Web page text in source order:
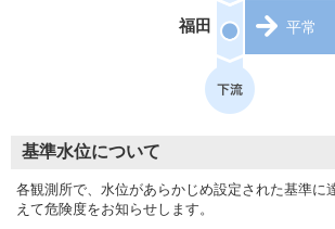
福田 平常
基準水位について
各観測所で、水位があらかじめ設定された基準に
えて危険度をお知らせします。